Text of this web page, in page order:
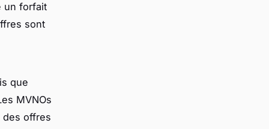
un forfait
sont
que
MVNOs
des offres